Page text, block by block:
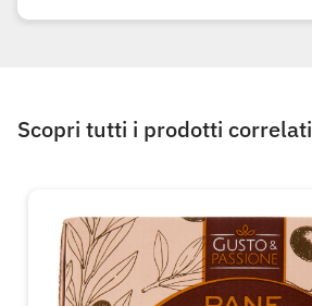
Scopri tutti i prodotti correlati